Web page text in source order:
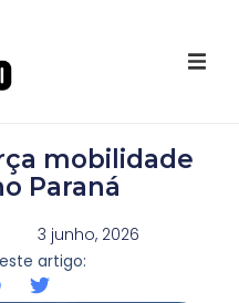
Destaques Youtube
Galeria de Fotos
Agenda
mobilidade
Paraná
3 junho, 2026
artigo: